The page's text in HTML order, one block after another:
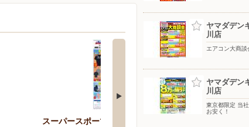
スーパースポーツゼビオ/ららぽーとTO
ヤマダデン
川店
エアコン大商談
ヤマダデン
川店
東京都限定 当
お安く！